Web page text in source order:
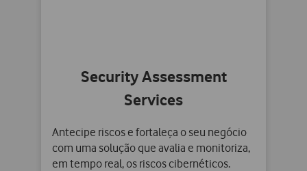
Security Assessment
Services
Antecipe riscos e fortaleça o seu negócio
com uma solução que avalia e monitoriza,
em tempo real, os riscos cibernéticos.